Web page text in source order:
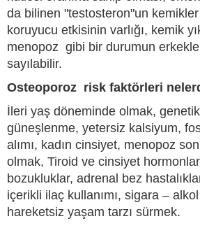
da bilinen "testosteron"un
koruyucu etkisinin varlığı, kemik
menopoz gibi bir durumun
sayılabilir.
Osteoporoz risk faktörleri
İleri yaş döneminde olmak, genetik
güneşlenme, yetersiz kalsiyum,
alımı, kadın cinsiyet, menopoz
olmak, Tiroid ve cinsiyet
bozukluklar, adrenal bez
içerikli ilaç kullanımı, sigara –
hareketsiz yaşam tarzı sürmek.